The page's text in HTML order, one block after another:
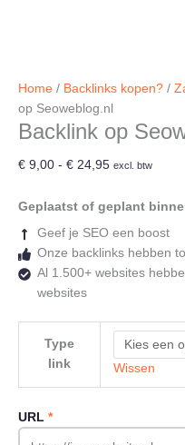
Home / Backlinks kopen? /
op Seoweblog.nl
Backlink op
€ 9,00 - € 24,95Prijsklasse:
tot
excl. btw
Geplaatst of geplant
Geef je SEO een boost
Onze backlinks hebben
Al 1.500+ websites
websites
Type
link
Wissen
URL *